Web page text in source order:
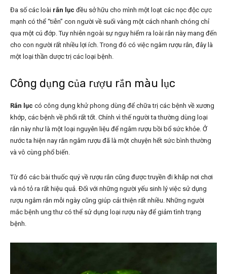
Đa số các loài rắn lục đều sở hữu cho mình một loạt các nọc độc cực
mạnh có thể “tiễn” con người về suối vàng một cách nhanh chóng chỉ
qua một cú đớp. Tuy nhiên ngoài sự nguy hiểm ra loài rắn này mang đến
cho con người rất nhiều lợi ích. Trong đó có việc ngâm rượu rắn, đây là
một loại thần dược trị các loại bệnh.
Công dụng của rượu rắn màu lục
Rắn lục có công dụng khử phong dùng để chữa trị các bệnh về xương
khớp, các bệnh về phổi rất tốt. Chính vì thế người ta thường dùng loại
rắn này như là một loại nguyên liệu để ngâm rượu bồi bổ sức khỏe. Ở
nước ta hiện nay rắn ngâm rượu đã là một chuyện hết sức bình thường
và vô cùng phổ biến.
Từ đó các bài thuốc quý về rượu rắn cũng được truyền đi khắp nơi chơi
và nó tỏ ra rất hiệu quả. Đối với những người yếu sinh lý việc sử dụng
rượu ngâm rắn mỗi ngày cũng giúp cải thiện rất nhiều. Những người
mắc bệnh ung thư có thể sử dụng loại rượu này để giảm tình trạng
bệnh.